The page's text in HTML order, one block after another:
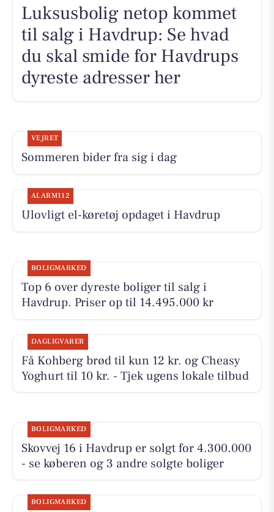
Luksusbolig netop kommet
til salg i Havdrup: Se hvad
du skal smide for Havdrups
dyreste adresser her
VEJRET
Sommeren bider fra sig i dag
ALARM112
Ulovligt el-køretøj opdaget i Havdrup
BOLIGMARKED
Top 6 over dyreste boliger til salg i
Havdrup. Priser op til 14.495.000 kr
DAGLIGVARER
Få Kohberg brød til kun 12 kr. og Cheasy
Yoghurt til 10 kr. - Tjek ugens lokale tilbud
BOLIGMARKED
Skovvej 16 i Havdrup er solgt for 4.300.000
- se køberen og 3 andre solgte boliger
BOLIGMARKED